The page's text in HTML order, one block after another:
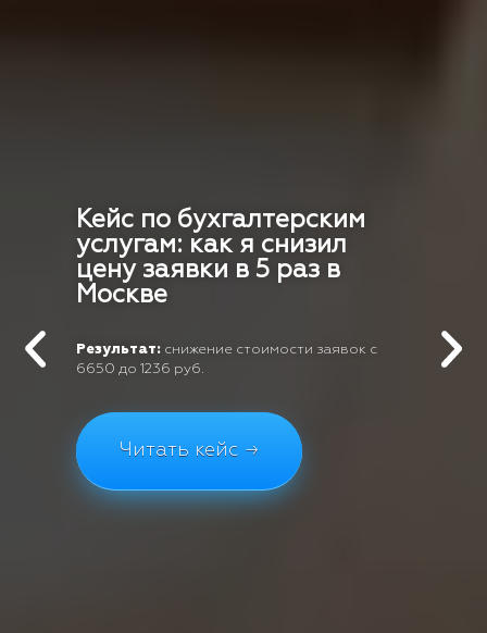
Кейс по бухгалтерским
услугам: как я снизил
цену заявки в 5 раз в
Москве
Результат: снижение стоимости заявок с
6650 до 1236 руб.
Читать кейс →